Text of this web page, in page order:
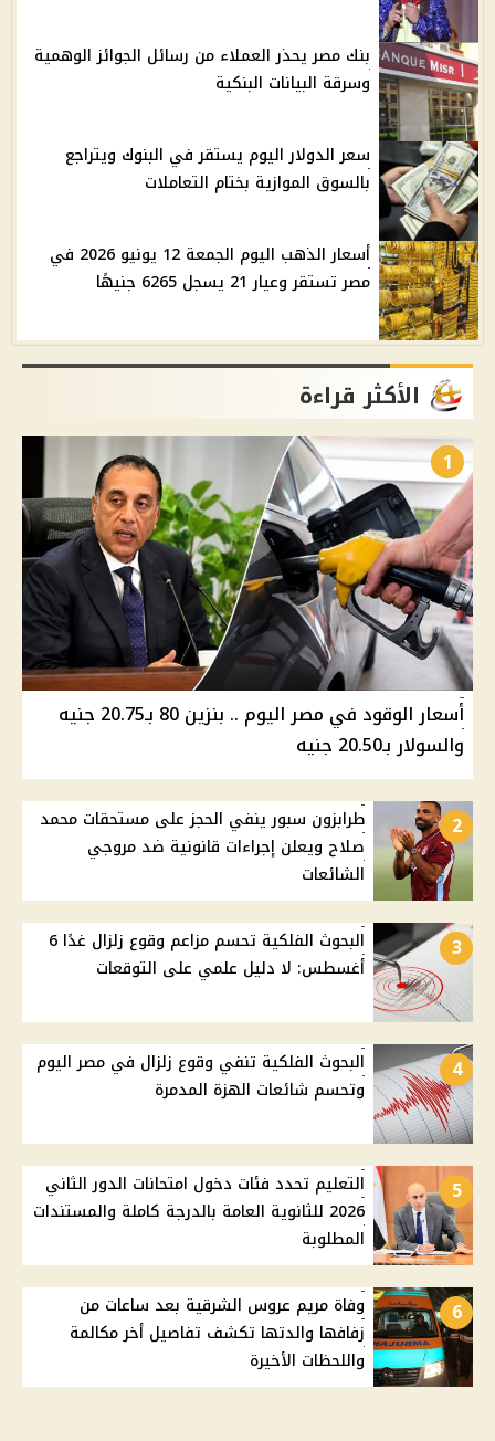
بنك مصر يحذر العملاء من رسائل الجوائز الوهمية
وسرقة البيانات البنكية
سعر الدولار اليوم يستقر في البنوك ويتراجع
بالسوق الموازية بختام التعاملات
أسعار الذهب اليوم الجمعة 12 يونيو 2026 في
مصر تستقر وعيار 21 يسجل 6265 جنيهًا
الأكثر قراءة
1
أسعار الوقود في مصر اليوم .. بنزين 80 بـ20.75 جنيه
والسولار بـ20.50 جنيه
2
طرابزون سبور ينفي الحجز على مستحقات محمد
صلاح ويعلن إجراءات قانونية ضد مروجي
الشائعات
3
البحوث الفلكية تحسم مزاعم وقوع زلزال غدًا 6
أغسطس: لا دليل علمي على التوقعات
4
البحوث الفلكية تنفي وقوع زلزال في مصر اليوم
وتحسم شائعات الهزة المدمرة
5
التعليم تحدد فئات دخول امتحانات الدور الثاني
2026 للثانوية العامة بالدرجة كاملة والمستندات
المطلوبة
6
وفاة مريم عروس الشرقية بعد ساعات من
زفافها والدتها تكشف تفاصيل أخر مكالمة
واللحظات الأخيرة